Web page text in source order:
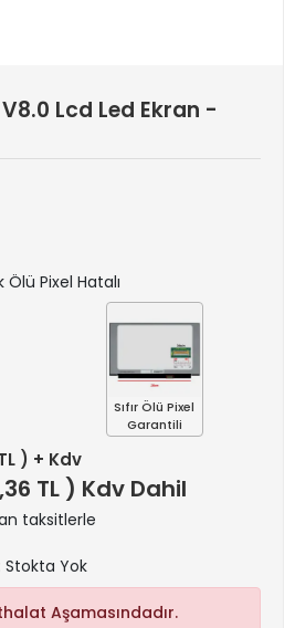
Lcd Led Ekran -
Pixel Hatalı
Sıfır Ölü Pixel
Garantili
) + Kdv
TL ) Kdv Dahil
taksitlerle
Yok
Aşamasındadır.